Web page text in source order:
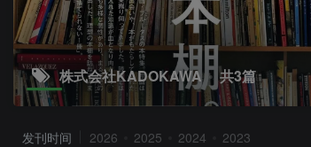
株式会社KADOKAWA 共3篇
发刊时间 2026 2025 2024
2023